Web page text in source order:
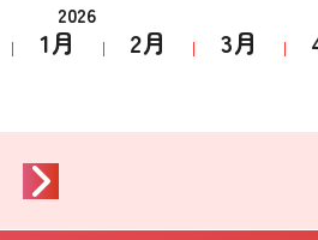
2026
1月 2月 3月